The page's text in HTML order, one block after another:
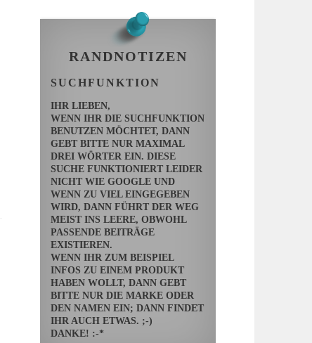
RANDNOTIZEN
SUCHFUNKTION
IHR LIEBEN,
WENN IHR DIE SUCHFUNKTION
BENUTZEN MÖCHTET, DANN
GEBT BITTE NUR MAXIMAL
DREI WÖRTER EIN. DIESE
SUCHE FUNKTIONIERT LEIDER
NICHT WIE GOOGLE UND
WENN ZU VIEL EINGEGEBEN
WIRD, DANN FÜHRT DER WEG
MEIST INS LEERE, OBWOHL
PASSENDE BEITRÄGE
EXISTIEREN.
WENN IHR ZUM BEISPIEL
INFOS ZU EINEM PRODUKT
HABEN WOLLT, DANN GEBT
BITTE NUR DIE MARKE ODER
DEN NAMEN EIN; DANN FINDET
IHR AUCH ETWAS. ;-)
DANKE! :-*